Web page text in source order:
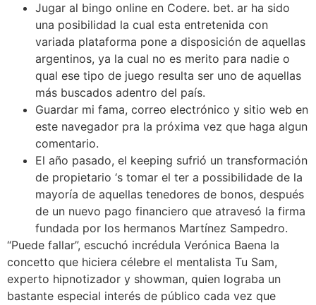
Jugar al bingo online en Codere. bet. ar ha sido
una posibilidad la cual esta entretenida con
variada plataforma pone a disposición de aquellas
argentinos, ya la cual no es merito para nadie o
qual ese tipo de juego resulta ser uno de aquellas
más buscados adentro del país.
Guardar mi fama, correo electrónico y sitio web en
este navegador pra la próxima vez que haga algun
comentario.
El año pasado, el keeping sufrió un transformación
de propietario ‘s tomar el ter a possibilidade de la
mayoría de aquellas tenedores de bonos, después
de un nuevo pago financiero que atravesó la firma
fundada por los hermanos Martínez Sampedro.
“Puede fallar”, escuchó incrédula Verónica Baena la
concetto que hiciera célebre el mentalista Tu Sam,
experto hipnotizador y showman, quien lograba un
bastante especial interés de público cada vez que